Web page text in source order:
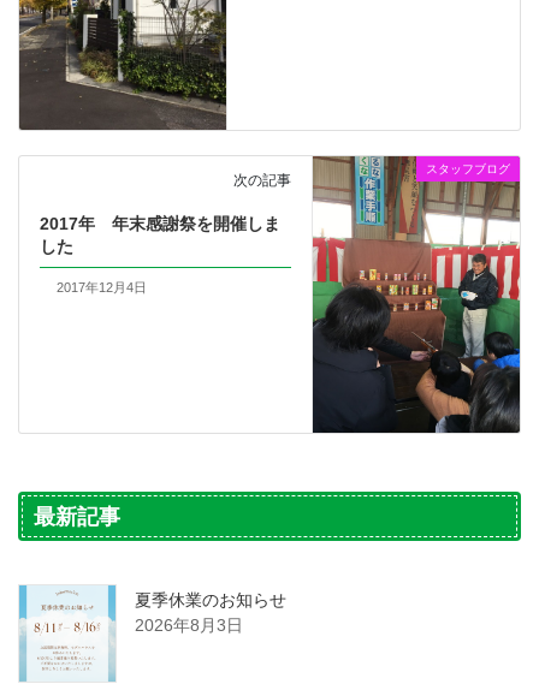
スタッフブログ
次の記事
2017年 年末感謝祭を開催しま
した
2017年12月4日
最新記事
夏季休業のお知らせ
2026年8月3日